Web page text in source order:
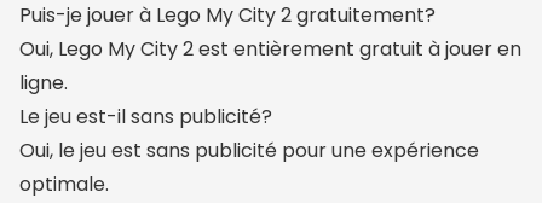
Puis-je jouer à Lego My City 2 gratuitement?
Oui, Lego My City 2 est entièrement gratuit à jouer en
ligne.
Le jeu est-il sans publicité?
Oui, le jeu est sans publicité pour une expérience
optimale.